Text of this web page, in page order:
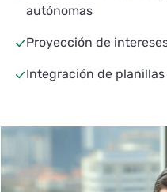
autónomas
Proyección de
Integración de